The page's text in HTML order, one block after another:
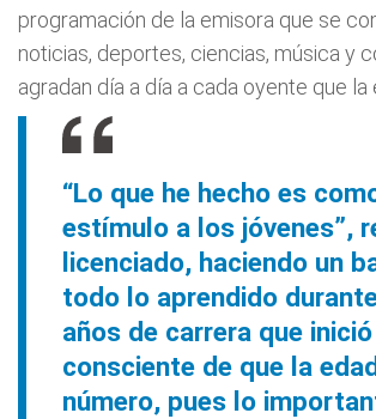
programación de la emisora que se
noticias, deportes, ciencias, música y
agradan día a día a cada oyente que la
“Lo que he hecho es
estímulo a los jóvenes”,
licenciado, haciendo un
todo lo aprendido
años de carrera que
consciente de que la
número, pues lo